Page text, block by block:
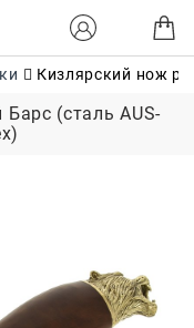
Кизлярский нож
(сталь AUS-